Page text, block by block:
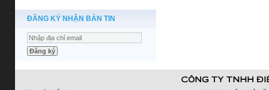
ĐĂNG KÝ NHẬN BẢN TIN